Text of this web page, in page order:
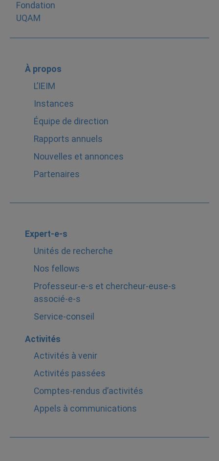
À propos
L’IEIM
Instances
Équipe de direction
Rapports annuels
Nouvelles et annonces
Partenaires
Expert-e-s
Unités de recherche
Nos fellows
Professeur-e-s et chercheur-euse-s
associé-e-s
Service-conseil
Activités
Activités à venir
Activités passées
Comptes-rendus d’activités
Appels à communications